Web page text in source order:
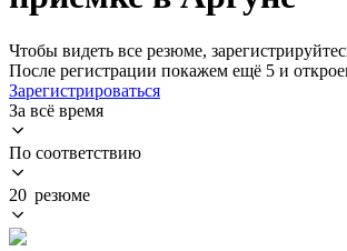
Чтобы видеть все резюме,
После регистрации покажем ещё 5 и
Зарегистрироваться
За всё время
По соответствию
20 резюме